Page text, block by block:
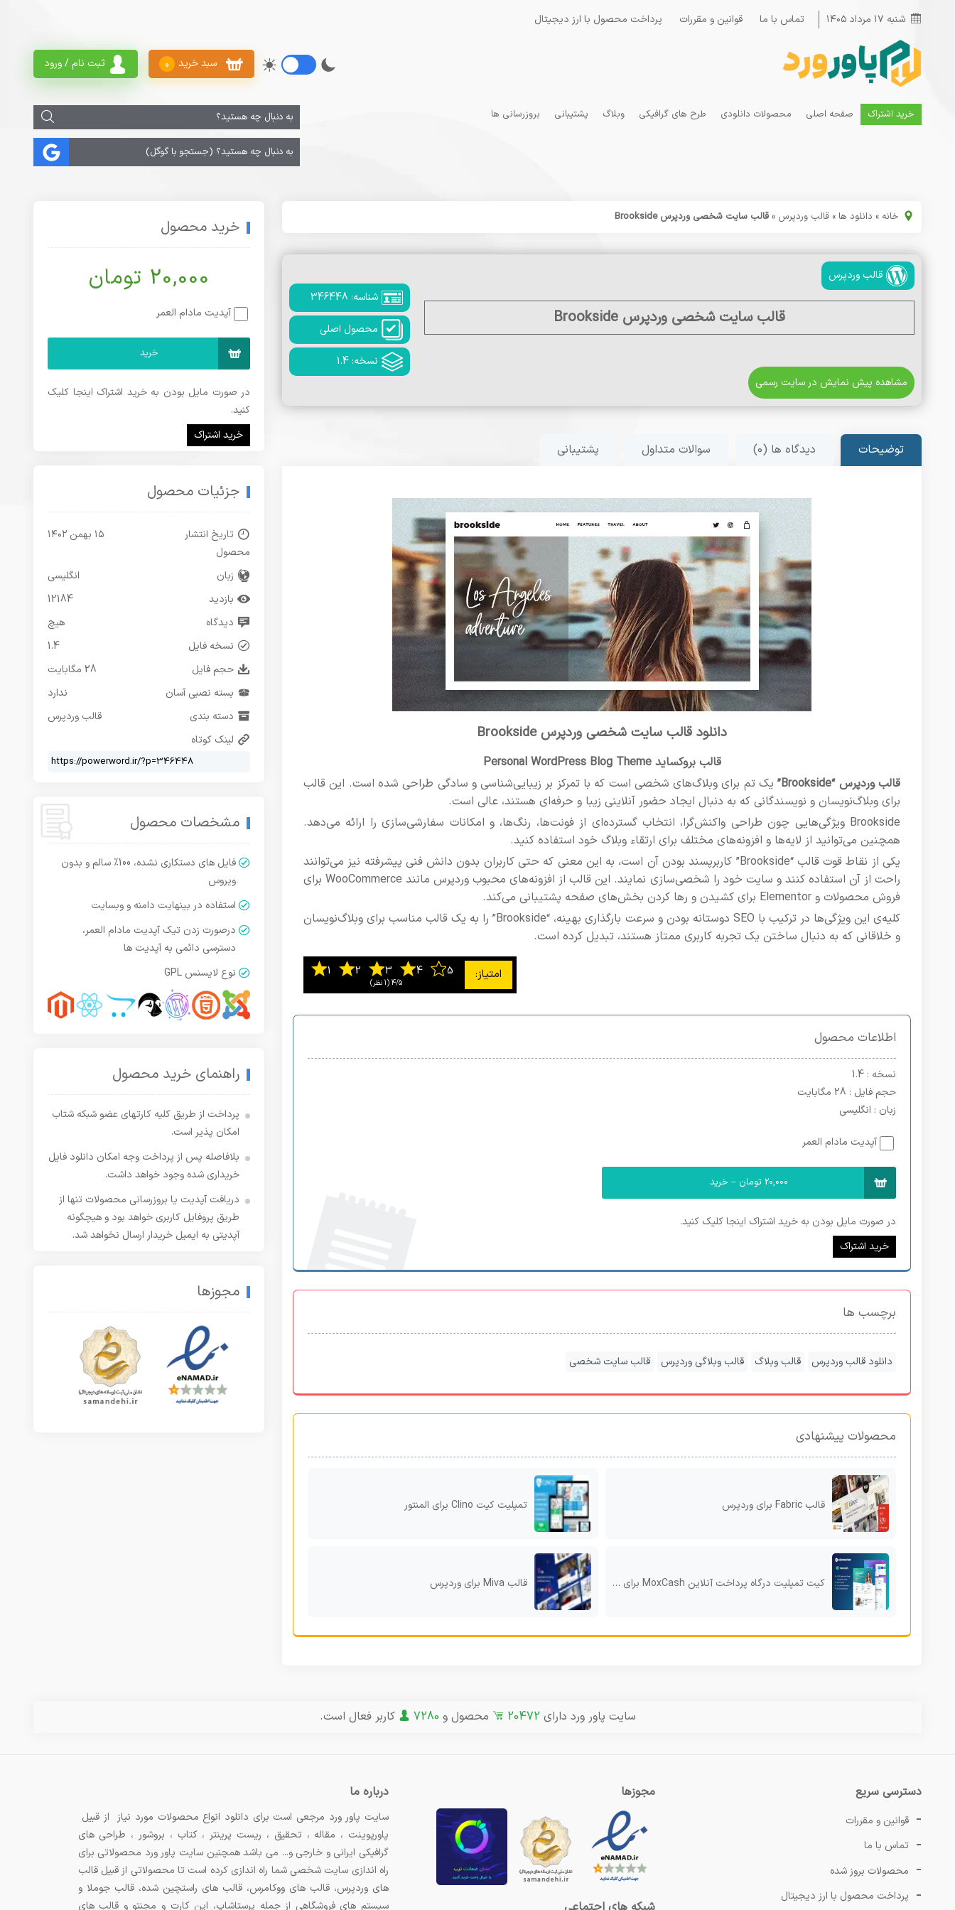
شنبه ۱۷ مرداد ۱۴۰۵ تماس با ما قوانین و مقررات پرداخت محصول با ارز دیجیتال
ثبت نام / ورود سبد خرید 0
خرید اشتراک صفحه اصلی محصولات دانلودی طرح های گرافیکی وبلاگ پشتیبانی بروزرسانی ها
خانه » دانلود ها » قالب وردپرس » قالب سایت شخصی وردپرس Brookside
قالب وردپرس
قالب سایت شخصی وردپرس Brookside
مشاهده پیش نمایش در سایت رسمی
شناسه: 346448
محصول اصلی
نسخه: 1.4
توضیحات دیدگاه ها (0) سوالات متداول پشتیبانی
دانلود قالب سایت شخصی وردپرس Brookside
قالب بروکساید Personal WordPress Blog Theme
قالب وردپرس “Brookside”
یک تم برای وبلاگ‌های شخصی است که با تمرکز بر زیبایی‌شناسی و سادگی طراحی شده است. این قالب
برای وبلاگ‌نویسان و نویسندگانی که به دنبال ایجاد حضور آنلاینی زیبا و حرفه‌ای هستند، عالی است.
Brookside ویژگی‌هایی چون طراحی واکنش‌گرا، انتخاب گسترده‌ای از فونت‌ها، رنگ‌ها، و امکانات سفارشی‌سازی را ارائه می‌دهد.
همچنین می‌توانید از لایه‌ها و افزونه‌های مختلف برای ارتقاء وبلاگ خود استفاده کنید.
یکی از نقاط قوت قالب “Brookside” کاربرپسند بودن آن است، به این معنی که حتی کاربران بدون دانش فنی پیشرفته نیز می‌توانند
راحت از آن استفاده کنند و سایت خود را شخصی‌سازی نمایند. این قالب از افزونه‌های محبوب وردپرس مانند WooCommerce برای
فروش محصولات و Elementor برای کشیدن و رها کردن بخش‌های صفحه پشتیبانی می‌کند.
کلیه‌ی این ویژگی‌ها در ترکیب با SEO دوستانه بودن و سرعت بارگذاری بهینه، “Brookside” را به یک قالب مناسب برای وبلاگ‌نویسان
و خلاقانی که به دنبال ساختن یک تجربه کاربری ممتاز هستند، تبدیل کرده است.
4/5 ‫(1 نظر)
اطلاعات محصول
نسخه : 1.4
حجم فایل : 28 مگابایت
زبان : انگلیسی
آپدیت مادام العمر
20,000 تومان – خرید
در صورت مایل بودن به خرید اشتراک اینجا کلیک کنید.
خرید اشتراک
برچسب ها
دانلود قالب وردپرس قالب وبلاگ قالب وبلاگی وردپرس قالب سایت شخصی
محصولات پیشنهادی
قالب Fabric برای وردپرس تمپلیت کیت Clino برای المنتور
کیت تمپلیت درگاه پرداخت آنلاین MoxCash برای المنتور قالب Miva برای وردپرس
خرید محصول
20,000 تومان
آپدیت مادام العمر
خرید
در صورت مایل بودن به خرید اشتراک اینجا کلیک
کنید.
خرید اشتراک
جزئیات محصول
تاریخ انتشار
محصول
۱۵ بهمن ۱۴۰۲
زبان
انگلیسی
بازدید
12184
دیدگاه
هیچ
نسخه فایل
1.4
حجم فایل
28 مگابایت
بسته نصبی آسان
ندارد
دسته بندی
قالب وردپرس
لینک کوتاه
مشخصات محصول
فایل های دستکاری نشده، 100% سالم و بدون
ویروس
استفاده در بینهایت دامنه و وبسایت
درصورت زدن تیک آپدیت مادام العمر،
دسترسی دائمی به آپدیت ها
نوع لایسنس GPL
راهنمای خرید محصول
پرداخت از طریق کلیه کارتهای عضو شبکه شتاب
امکان پذیر است.
بلافاصله پس از پرداخت وجه امکان دانلود فایل
خریداری شده وجود خواهد داشت.
دریافت آپدیت یا بروزرسانی محصولات تنها از
طریق پروفایل کاربری خواهد بود و هیچگونه
آپدیتی به ایمیل خریدار ارسال نخواهد شد.
مجوزها
سایت پاور ورد دارای 20472 محصول و 7280 کاربر فعال است.
دسترسی سریع
قوانین و مقررات
تماس با ما
محصولات بروز شده
پرداخت محصول با ارز دیجیتال
مجوزها درباره ما
سایت پاور ورد مرجعی است برای دانلود انواع محصولات مورد نیاز از قبیل
پاورپوینت ، مقاله ، تحقیق ، ریست پرینتر ، کتاب ، بروشور ، طراحی های
گرافیکی ایرانی و خارجی و... می باشد همچنین سایت پاور ورد محصولاتی برای
راه اندازی سایت شخصی شما راه اندازی کرده است تا محصولاتی از قبیل قالب
های وردپرس، قالب های ووکامرس، قالب های راستچین شده، قالب جوملا و
سیستم های فروشگاهی از جمله پرستاشاپ، اپن کارت و مجنتو و قالب های